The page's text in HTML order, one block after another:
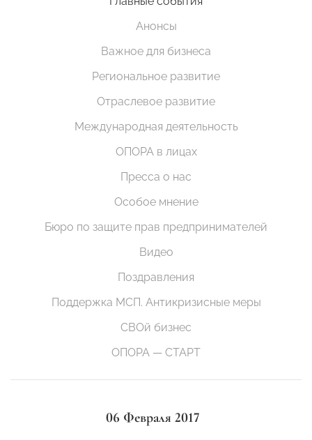
Анонсы
Важное для бизнеса
Региональное развитие
Отраслевое развитие
Международная деятельность
ОПОРА в лицах
Пресса о нас
Особое мнение
Бюро по защите прав предпринимателей
Видео
Поздравления
Поддержка МСП. Антикризисные меры
СВОй бизнес
ОПОРА — СТАРТ
06 Февраля 2017